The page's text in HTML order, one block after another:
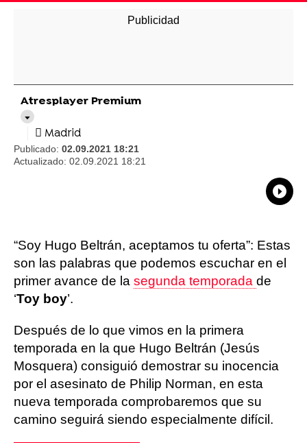
Atresplayer Premium
Madrid
Publicado: 02.09.2021 18:21
Actualizado: 02.09.2021 18:21
“Soy Hugo Beltrán, aceptamos tu oferta”: Estas
son las palabras que podemos escuchar en el
primer avance de la segunda temporada de
‘Toy boy’.
Después de lo que vimos en la primera
temporada en la que Hugo Beltrán (Jesús
Mosquera) consiguió demostrar su inocencia
por el asesinato de Philip Norman, en esta
nueva temporada comprobaremos que su
camino seguirá siendo especialmente difícil.